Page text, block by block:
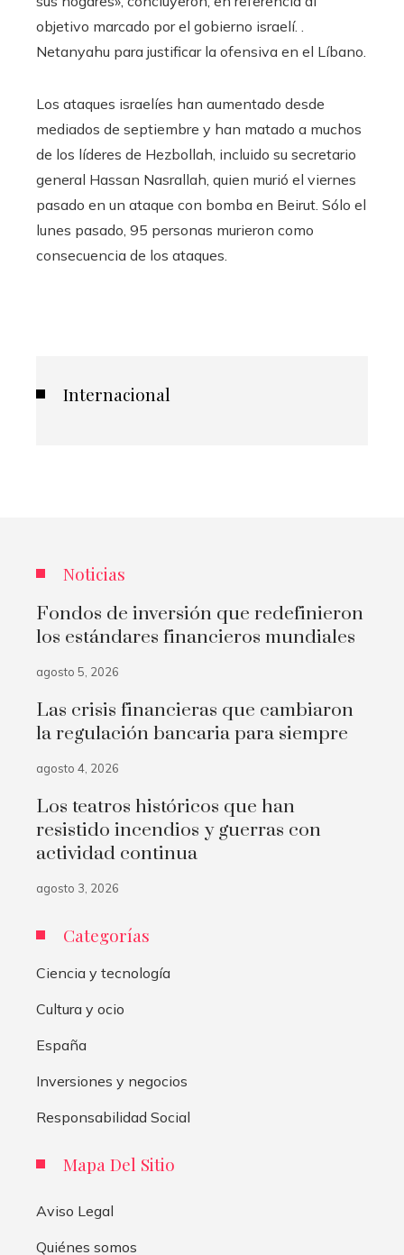
objetivo marcado por el gobierno israelí. .
Netanyahu para justificar la ofensiva en el Líbano.
Los ataques israelíes han aumentado desde
mediados de septiembre y han matado a muchos
de los líderes de Hezbollah, incluido su secretario
general Hassan Nasrallah, quien murió el viernes
pasado en un ataque con bomba en Beirut. Sólo el
lunes pasado, 95 personas murieron como
consecuencia de los ataques.
Internacional
Noticias
Fondos de inversión que redefinieron
los estándares financieros mundiales
agosto 5, 2026
Las crisis financieras que cambiaron
la regulación bancaria para siempre
agosto 4, 2026
Los teatros históricos que han
resistido incendios y guerras con
actividad continua
agosto 3, 2026
Categorías
Ciencia y tecnología
Cultura y ocio
España
Inversiones y negocios
Responsabilidad Social
Mapa Del Sitio
Aviso Legal
Quiénes somos